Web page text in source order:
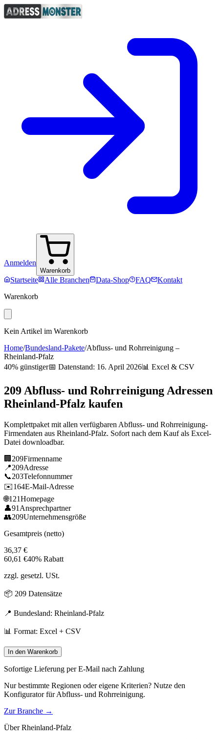
Anmelden
Warenkorb
Startseite Alle Branchen Data-Shop FAQ
Kontakt
Warenkorb
Kein Artikel im Warenkorb
Home/Bundesland-Pakete/Abfluss- und Rohrreinigung –
Rheinland-Pfalz
40% günstiger📅 Datenstand: 16. April 2026📊 Excel & CSV
209 Abfluss- und Rohrreinigung Adressen
Rheinland-Pfalz kaufen
Komplettpaket mit allen verfügbaren Abfluss- und Rohrreinigung-
Firmendaten aus Rheinland-Pfalz. Sofort nach dem Kauf als Excel-
Datei downloadbar.
🏢 209Firmenname
📍209Adresse
📞203Telefonnummer
✉️164E-Mail-Adresse
🌐121Homepage
👤91 Ansprechpartner
👥209Unternehmensgröße
Gesamtpreis (netto)
36,37 €
60,61 €40% Rabatt
zzgl. gesetzl. USt.
📦 209 Datensätze
📍 Bundesland: Rheinland-Pfalz
📊 Format: Excel + CSV
In den Warenkorb
Sofortige Lieferung per E-Mail nach Zahlung
Nur bestimmte Regionen oder eigene Kriterien? Nutze den
Konfigurator fürAbfluss- und Rohrreinigung.
Zur Branche →
ÜberRheinland-Pfalz